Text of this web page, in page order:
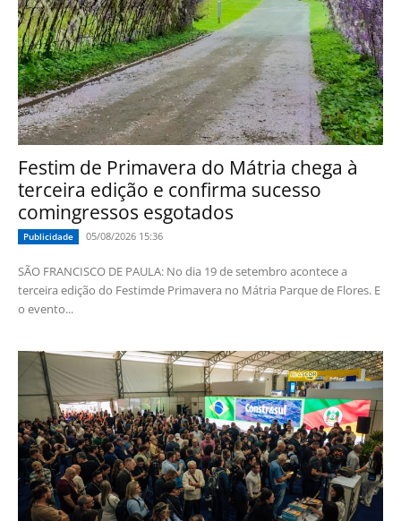
Festim de Primavera do Mátria chega à
terceira edição e confirma sucesso
comingressos esgotados
Publicidade 05/08/2026 15:36
SÃO FRANCISCO DE PAULA: No dia 19 de setembro acontece a
terceira edição do Festimde Primavera no Mátria Parque de Flores. E
o evento...